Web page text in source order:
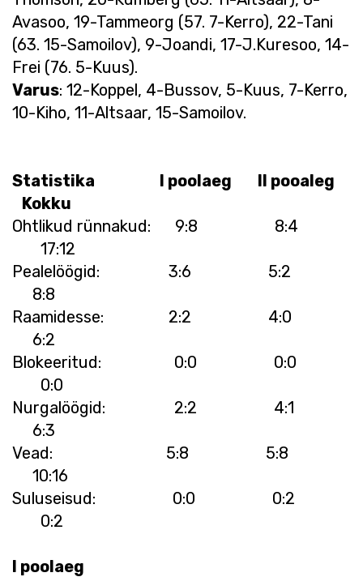
Avasoo, 19-Tammeorg (57. 7-Kerro), 22-Tani
(63. 15-Samoilov), 9-Joandi, 17-J.Kuresoo, 14-
Frei (76. 5-Kuus).
Varus: 12-Koppel, 4-Bussov, 5-Kuus, 7-Kerro,
10-Kiho, 11-Altsaar, 15-Samoilov.
Statistika I poolaeg II pooaleg
Kokku
Ohtlikud rünnakud: 9:8 8:4
17:12
Pealelöögid: 3:6 5:2
8:8
Raamidesse: 2:2 4:0
6:2
Blokeeritud: 0:0 0:0
0:0
Nurgalöögid: 2:2 4:1
6:3
Vead: 5:8 5:8
10:16
Suluseisud: 0:0 0:2
0:2
I poolaeg